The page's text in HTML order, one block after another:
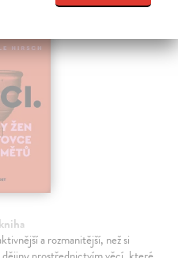
a rozmanitější, než si